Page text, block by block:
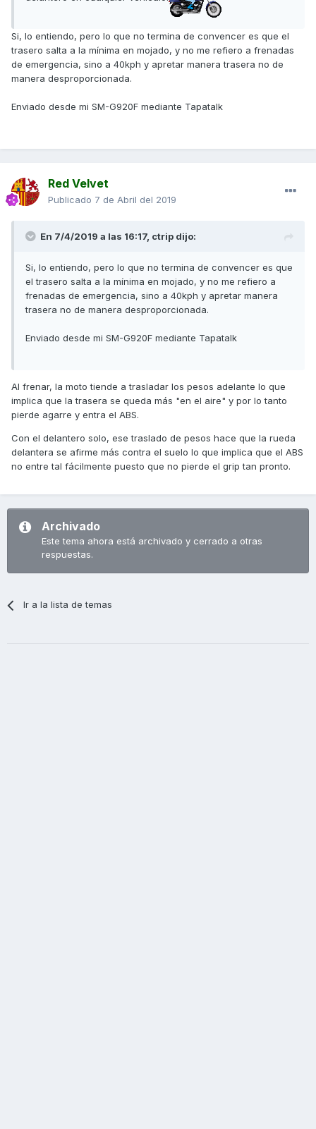
Si, lo entiendo, pero lo que no termina de convencer es que el
trasero salta a la mínima en mojado, y no me refiero a frenadas
de emergencia, sino a 40kph y apretar manera trasera no de
manera desproporcionada.
Enviado desde mi SM-G920F mediante Tapatalk
Red Velvet
Publicado 7 de Abril del 2019
En 7/4/2019 a las 16:17, ctrip dijo:
Si, lo entiendo, pero lo que no termina de convencer es que
el trasero salta a la mínima en mojado, y no me refiero a
frenadas de emergencia, sino a 40kph y apretar manera
trasera no de manera desproporcionada.
Enviado desde mi SM-G920F mediante Tapatalk
Al frenar, la moto tiende a trasladar los pesos adelante lo que
implica que la trasera se queda más "en el aire" y por lo tanto
pierde agarre y entra el ABS.
Con el delantero solo, ese traslado de pesos hace que la rueda
delantera se afirme más contra el suelo lo que implica que el ABS
no entre tal fácilmente puesto que no pierde el grip tan pronto.
Archivado
Este tema ahora está archivado y cerrado a otras
respuestas.
Ir a la lista de temas